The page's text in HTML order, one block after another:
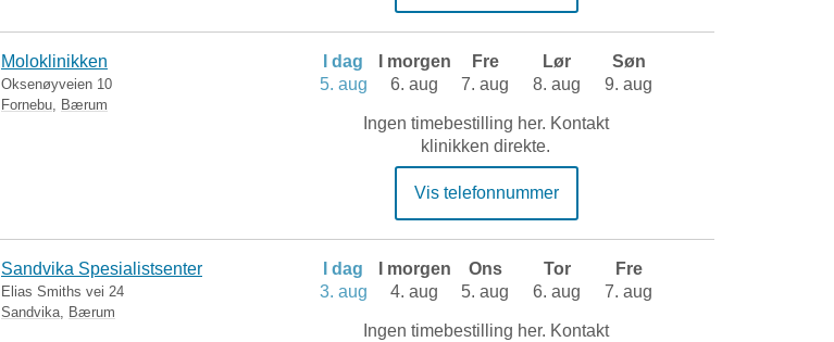
Moloklinikken
Oksenøyveien 10
Fornebu Bærum
I dag
5. aug
I morgen
6. aug
Fre
7. aug
Lør
8. aug
Søn
9. aug
Ingen timebestilling her. Kontakt
klinikken direkte.
Vis telefonnummer
Sandvika Spesialistsenter
Elias Smiths vei 24
Sandvika Bærum
I dag
3. aug
I morgen
4. aug
Ons
5. aug
Tor
6. aug
Fre
7. aug
Ingen timebestilling her. Kontakt